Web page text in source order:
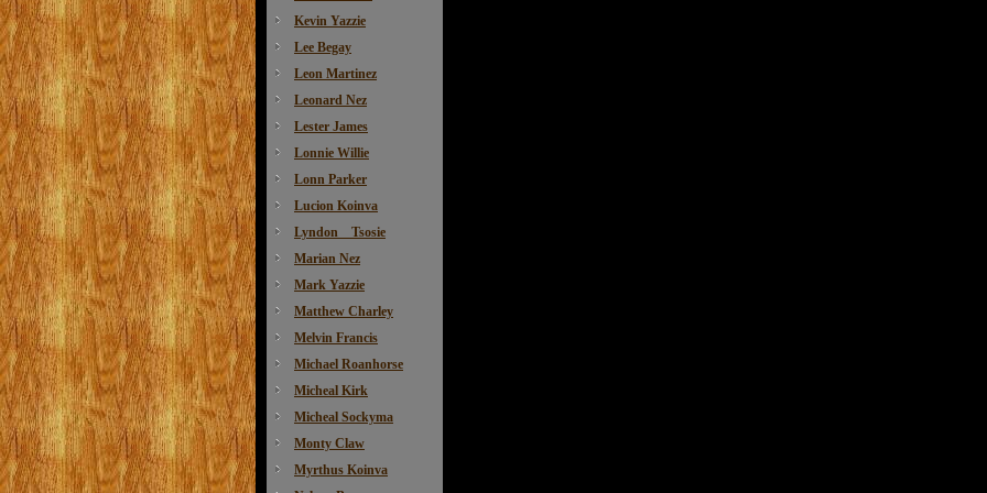
Kevin Yazzie
Lee Begay
Leon Martinez
Leonard Nez
Lester James
Lonnie Willie
Lonn Parker
Lucion Koinva
Lyndon Tsosie
Marian Nez
Mark Yazzie
Matthew Charley
Melvin Francis
Michael Roanhorse
Micheal Kirk
Micheal Sockyma
Monty Claw
Myrthus Koinva